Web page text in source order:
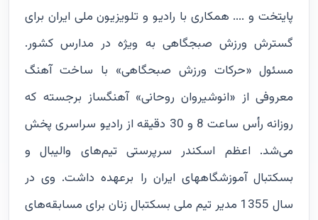
پایتخت و .... همکاری با رادیو و تلویزیون ملی ایران برای
گسترش ورزش صبجگاهی به ویژه در مدارس کشور.
مسئول «حرکات ورزش صبحگاهی» با ساخت آهنگ
معروفی از «انوشیروان روحانی» آهنگساز برجسته که
روزانه رأس ساعت 8 و 30 دقیقه از رادیو سراسری پخش
می‌شد. اعظم اسکندر سرپرستی تیم‌های والیبال و
بسکتبال آموزشگاههای ایران را برعهده داشت. وی در
سال 1355 مدیر تیم ملی بسکتبال زنان برای مسابقه‌های